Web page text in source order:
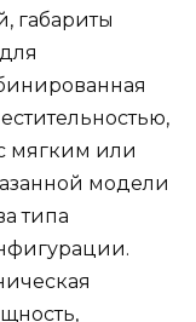
габариты
мягким или
модели
типа